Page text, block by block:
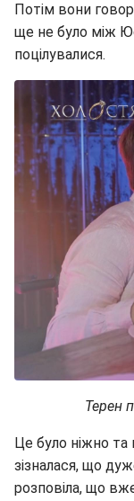
Потім вони
ще не було між
поцілувалися.
Терен
Це було ніжно
зізналася, що
розповіла, що